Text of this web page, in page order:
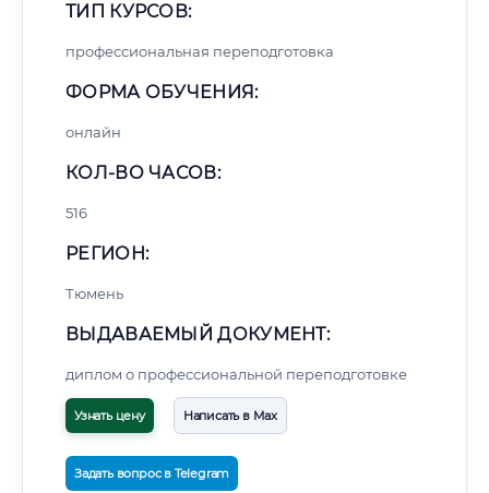
ТИП КУРСОВ:
профессиональная переподготовка
ФОРМА ОБУЧЕНИЯ:
онлайн
КОЛ-ВО ЧАСОВ:
516
РЕГИОН:
Тюмень
ВЫДАВАЕМЫЙ ДОКУМЕНТ:
диплом о профессиональной переподготовке
Узнать цену Написать в Max
Задать вопрос в Telegram